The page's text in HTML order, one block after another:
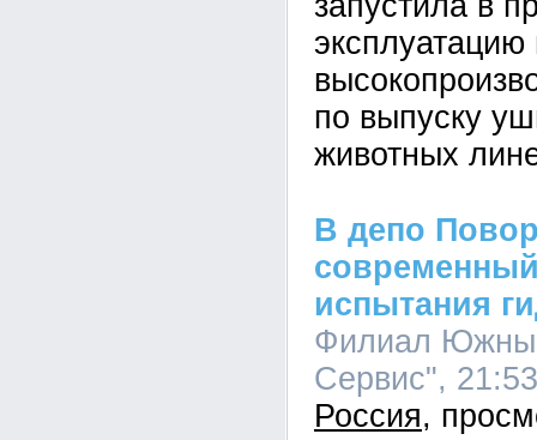
по выпуску
животных
В депо
испытания
Филиал
Сервис",
Россия